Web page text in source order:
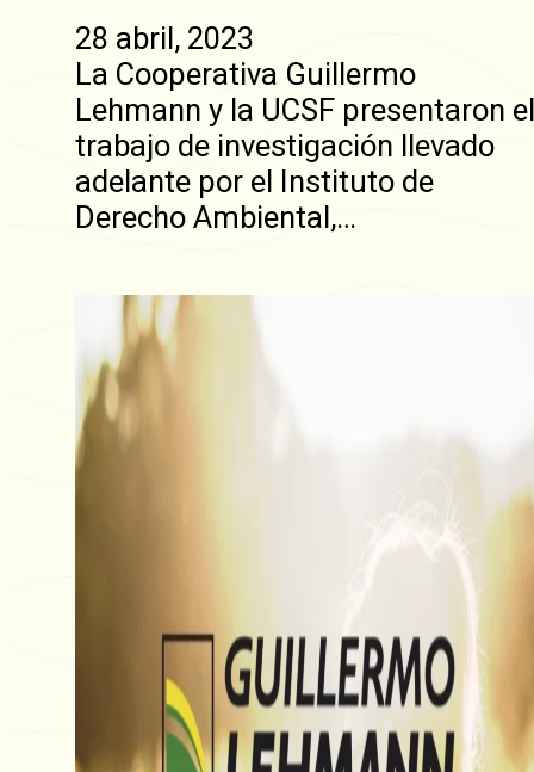
28 abril, 2023
La Cooperativa Guillermo
Lehmann y la UCSF presentaron el
trabajo de investigación llevado
adelante por el Instituto de
Derecho Ambiental,…